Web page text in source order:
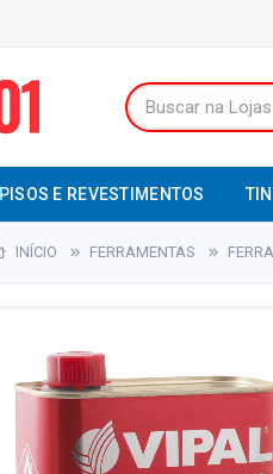
PISOS E REVESTIMENTOS
INÍCIO FERRAMENTAS